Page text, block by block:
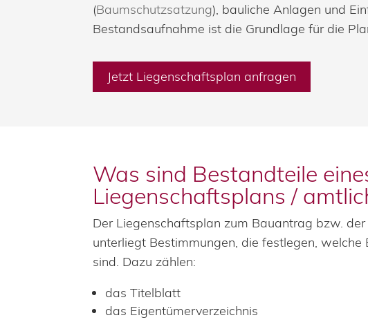
(Baumschutzsatzung), bauliche Anlagen und
Bestandsaufnahme ist die Grundlage für die
Jetzt Liegenschaftsplan anfragen
Was sind Bestandteile
Liegenschaftsplans /
Der Liegenschaftsplan zum Bauantrag bzw.
unterliegt Bestimmungen, die festlegen, welche
sind. Dazu zählen:
das Titelblatt
das Eigentümerverzeichnis